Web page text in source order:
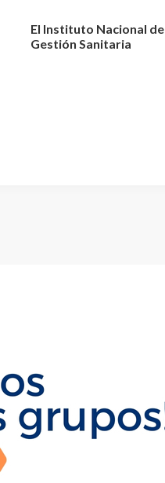
El Instituto Nacional de
Gestión Sanitaria